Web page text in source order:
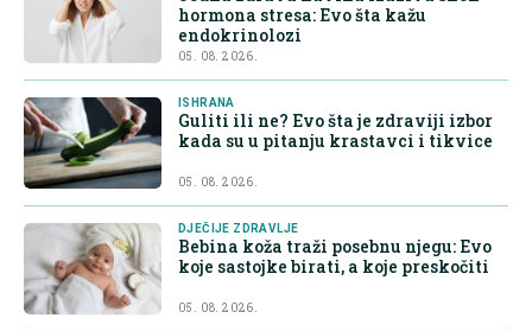
hormona stresa: Evo šta kažu
endokrinolozi
05. 08. 2026.
ISHRANA
Guliti ili ne? Evo šta je zdraviji izbor
kada su u pitanju krastavci i tikvice
05. 08. 2026.
DJEČIJE ZDRAVLJE
Bebina koža traži posebnu njegu: Evo
koje sastojke birati, a koje preskočiti
05. 08. 2026.